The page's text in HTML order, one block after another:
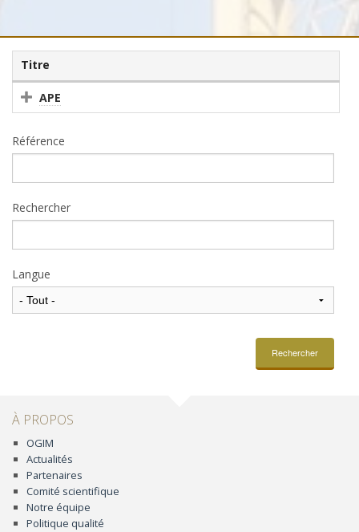
Titre
APE
Référence
Rechercher
Langue
Rechercher
À PROPOS
OGIM
Actualités
Partenaires
Comité scientifique
Notre équipe
Politique qualité